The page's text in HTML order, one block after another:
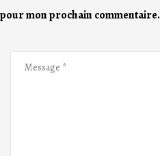
pour mon prochain commentaire.